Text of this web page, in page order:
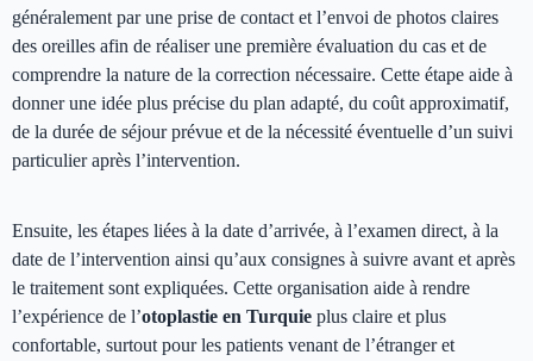
généralement par une prise de contact et l’envoi de photos claires
des oreilles afin de réaliser une première évaluation du cas et de
comprendre la nature de la correction nécessaire. Cette étape aide à
donner une idée plus précise du plan adapté, du coût approximatif,
de la durée de séjour prévue et de la nécessité éventuelle d’un suivi
particulier après l’intervention.
Ensuite, les étapes liées à la date d’arrivée, à l’examen direct, à la
date de l’intervention ainsi qu’aux consignes à suivre avant et après
le traitement sont expliquées. Cette organisation aide à rendre
l’expérience de l’otoplastie en Turquie plus claire et plus
confortable, surtout pour les patients venant de l’étranger et